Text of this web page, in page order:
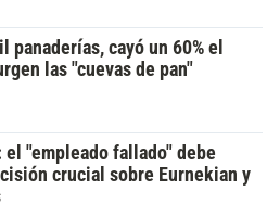
panaderías, cayó un 60% el
las "cuevas de pan"
"empleado fallado" debe
crucial sobre Eurnekian y